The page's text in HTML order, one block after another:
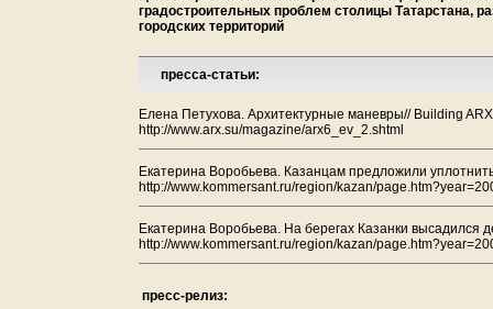
градостроительных проблем столицы Татарстана,
городских территорий
пресса-статьи:
Елена Петухова. Архитектурные маневры// Building
http://www.arx.su/magazine/arx6_ev_2.shtml
Екатерина Воробьева. Казанцам предложили
http://www.kommersant.ru/region/kazan/
Екатерина Воробьева. На берегах Казанки высадился
http://www.kommersant.ru/region/kazan/
пресс-релиз: